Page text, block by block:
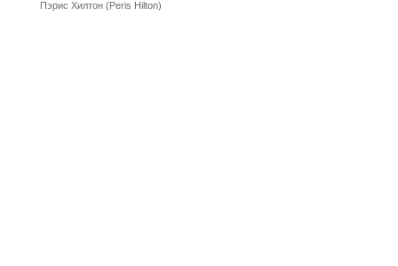
Пэрис Хилтон (Peris Hilton)